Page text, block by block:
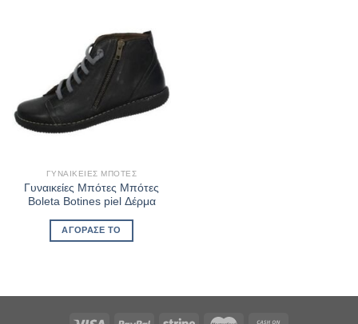
ΓΥΝΑΙΚΕΊΕΣ ΜΠΌΤΕΣ
Γυναικείες Μπότες Μπότες
Boleta Botines piel Δέρμα
ΑΓΌΡΑΣΈ ΤΟ